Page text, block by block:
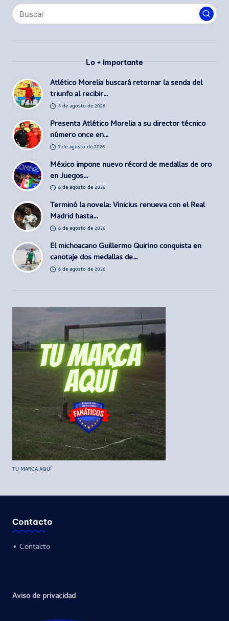
Lo + importante
Atlético Morelia buscará retornar la senda del
triunfo al recibir…
8 de agosto de 2026
Presenta Atlético Morelia a su director técnico
número once en…
7 de agosto de 2026
México impone nuevo récord de medallas de oro
en Juegos…
6 de agosto de 2026
Terminó la novela: Vinicius renueva con el Real
Madrid hasta…
6 de agosto de 2026
El michoacano Guillermo Quirino conquista en
canotaje dos medallas de…
6 de agosto de 2026
TU MARCA AQUÍ
Contacto
• Contacto
Aviso de privacidad